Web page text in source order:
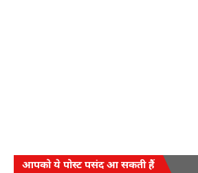
आपको ये पोस्ट पसंद आ सकती हैं